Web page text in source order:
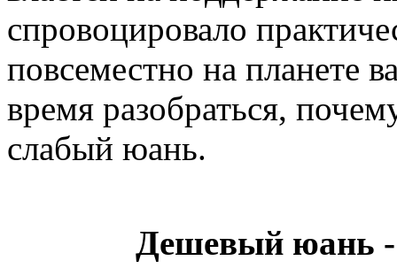
спровоцировало
повсеместно на планете
время разобраться,
слабый юань.
Дешевый юань